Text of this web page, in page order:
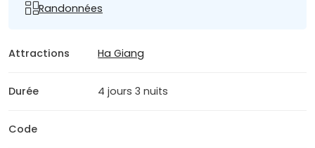
Randonnées
Attractions Ha Giang
Durée 4 jours 3 nuits
Code